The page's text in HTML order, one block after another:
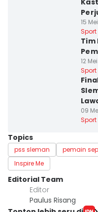
15
Sport
Tim
12
Sport
09
Sport
Topics
pss sleman pemain
Inspire Me
Editorial Team
Editor
Paulus Risang